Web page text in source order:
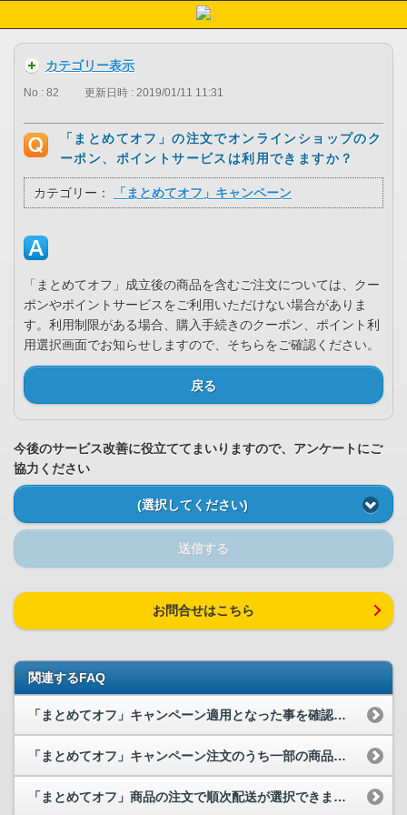
カテゴリー表示
No : 82 更新日時 : 2019/01/11 11:31
「まとめてオフ」の注文でオンラインショップのク
ーポン、ポイントサービスは利用できますか？
カテゴリー： 「まとめてオフ」キャンペーン
「まとめてオフ」成立後の商品を含むご注文については、クー
ポンやポイントサービスをご利用いただけない場合がありま
す。利用制限がある場合、購入手続きのクーポン、ポイント利
用選択画面でお知らせしますので、そちらをご確認ください。
戻る
今後のサービス改善に役立ててまいりますので、アンケートにご
協力ください
(選択してください)
送信する
お問合せはこちら
関連するFAQ
「まとめてオフ」キャンペーン適用となった事を確認する方法を教えてください。
「まとめてオフ」キャンペーン注文のうち一部の商品がキャンセルとなった場合、...
「まとめてオフ」商品の注文で順次配送が選択できません。